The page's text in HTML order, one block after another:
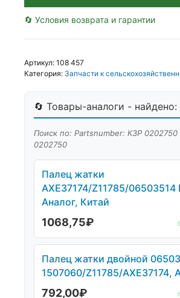
🔄 Условия возврата и гарантии
Артикул: 108 457
Категория: Запчасти к
🔄 Товары-аналоги - найдено:
Поиск по: Partsnumber: КЗР 0202750
0202750
Палец жатки
AXE37174/Z11785/06503514
Аналог, Китай
1068,75₽
Палец жатки двойной
1507060/Z11785/AXE37174,
792,00₽